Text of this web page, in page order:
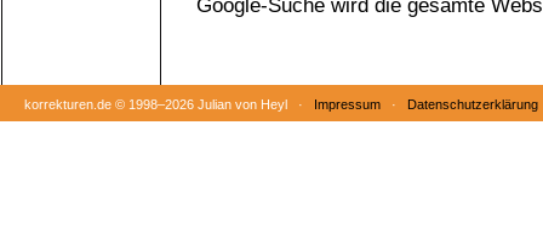
Google-Suche wird die gesamte
korrekturen.de © 1998–2026 Julian von Heyl · Impressum · Datenschutzerklärung